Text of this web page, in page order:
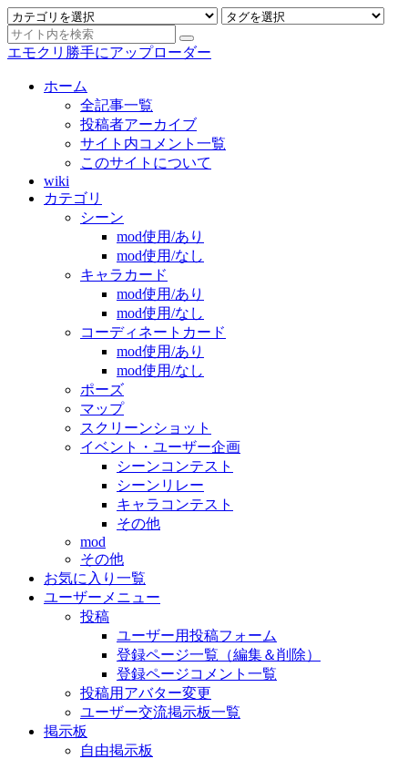
エモクリ勝手にアップローダー
ホーム
全記事一覧
投稿者アーカイブ
サイト内コメント一覧
このサイトについて
wiki
カテゴリ
シーン
mod使用/あり
mod使用/なし
キャラカード
mod使用/あり
mod使用/なし
コーディネートカード
mod使用/あり
mod使用/なし
ポーズ
マップ
スクリーンショット
イベント・ユーザー企画
シーンコンテスト
シーンリレー
キャラコンテスト
その他
mod
その他
お気に入り一覧
ユーザーメニュー
投稿
ユーザー用投稿フォーム
登録ページ一覧（編集＆削除）
登録ページコメント一覧
投稿用アバター変更
ユーザー交流掲示板一覧
掲示板
自由掲示板